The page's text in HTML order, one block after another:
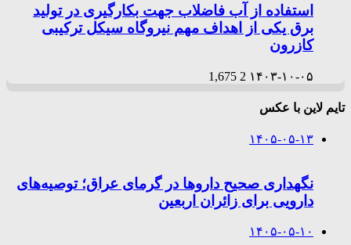
استفاده از آب فاضلاب جهت بکارگیری در تولید
برق یکی از اهداف مهم نیروگاه سیکل ترکیبی
کازرون
۱۴۰۳-۱۰-۰۵ 2
1,675
تایم لاین با عکس
۱۴۰۵-۰۵-۱۳
نگهداری صحیح داروها در گرمای عراق؛ توصیه‌های
دارویی برای زائران اربعین
۱۴۰۵-۰۵-۱۰